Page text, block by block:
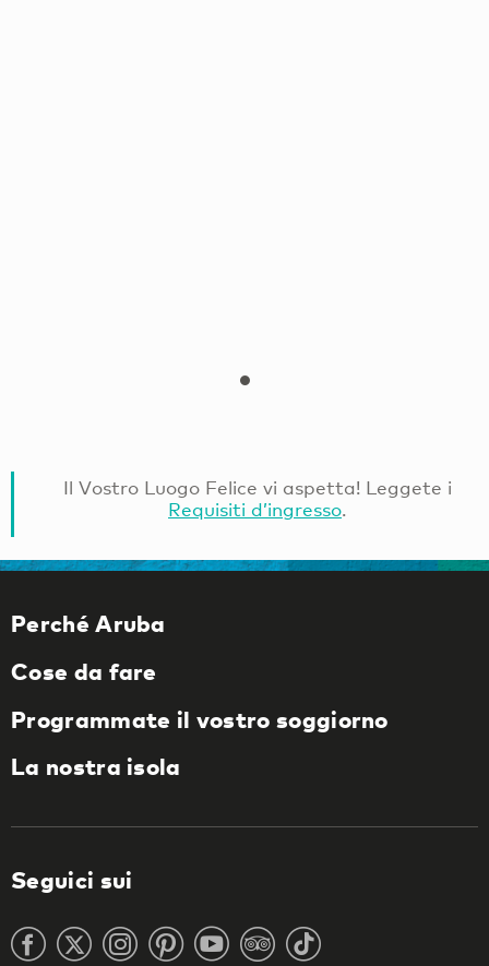
Il Vostro Luogo Felice vi aspetta! Leggete i
Requisiti d’ingresso.
Perché Aruba
Cose da fare
Programmate il vostro soggiorno
La nostra isola
Seguici sui